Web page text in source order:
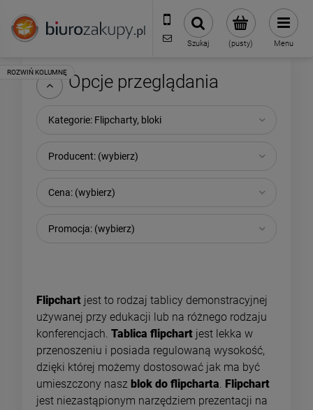
32 70 50 250
sklep@biurozakupy.pl
(pusty)
Szukaj Menu
Opcje przeglądania
Kategorie: Flipcharty, bloki
Producent: (wybierz)
Cena: (wybierz)
Promocja: (wybierz)
Flipchart jest to rodzaj tablicy demonstracyjnej
używanej przy edukacji lub na różnego rodzaju
konferencjach. Tablica flipchart jest lekka w
przenoszeniu i posiada regulowaną wysokość,
dzięki której możemy dostosować jak ma być
umieszczony nasz blok do flipcharta. Flipchart
jest niezastąpionym narzędziem prezentacji na